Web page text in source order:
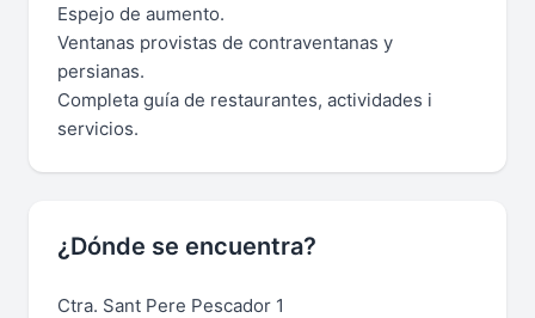
Espejo de aumento.
Ventanas provistas de contraventanas y
persianas.
Completa guía de restaurantes, actividades i
servicios.
¿Dónde se encuentra?
Ctra. Sant Pere Pescador 1